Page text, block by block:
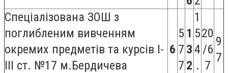
Спеціалізована ЗОШ з
поглибленим вивченням
окремих предметів та курсів I-
III ст. №17 м.Бердичева
6
5
7
7
1
3
2
1
5
4
.
20
/6
7
9
7